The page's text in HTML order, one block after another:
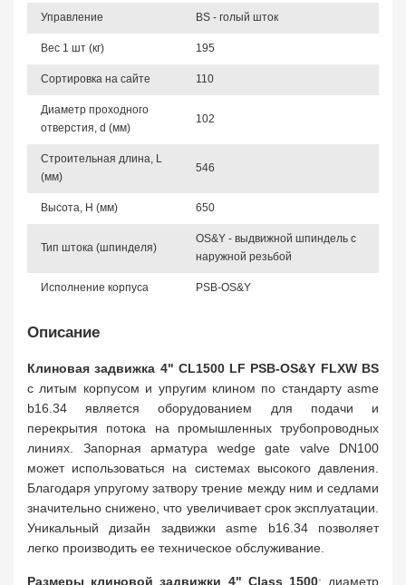
Управление BS - голый шток
Вес 1 шт (кг) 195
Сортировка на сайте 110
Диаметр проходного
отверстия, d (мм)
102
Строительная длина, L
(мм)
546
Высота, Н (мм) 650
Тип штока (шпинделя)
OS&Y - выдвижной шпиндель с
наружной резьбой
Исполнение корпуса PSB-OS&Y
Описание
Клиновая задвижка 4" CL1500 LF PSB-OS&Y FLXW BS
с литым корпусом и упругим клином по стандарту asme
b16.34 является оборудованием для подачи и
перекрытия потока на промышленных трубопроводных
линиях. Запорная арматура wedge gate valve DN100
может использоваться на системах высокого давления.
Благодаря упругому затвору трение между ним и седлами
значительно снижено, что увеличивает срок эксплуатации.
Уникальный дизайн задвижки asme b16.34 позволяет
легко производить ее техническое обслуживание.
Размеры клиновой задвижки 4" Class 1500: диаметр